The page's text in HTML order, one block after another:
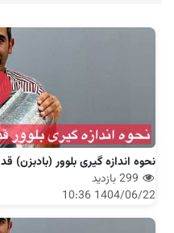
نحوه اندازه گیری بلوور (بادبزن)
1404/06/22 10:36